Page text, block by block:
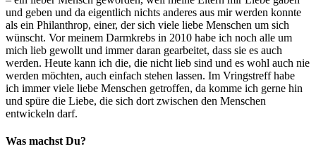
und geben und da eigentlich nichts anderes aus mir werden konnte
als ein Philanthrop, einer, der sich viele liebe Menschen um sich
wünscht. Vor meinem Darmkrebs in 2010 habe ich noch alle um
mich lieb gewollt und immer daran gearbeitet, dass sie es auch
werden. Heute kann ich die, die nicht lieb sind und es wohl auch nie
werden möchten, auch einfach stehen lassen. Im Vringstreff habe
ich immer viele liebe Menschen getroffen, da komme ich gerne hin
und spüre die Liebe, die sich dort zwischen den Menschen
entwickeln darf.
Was machst Du?